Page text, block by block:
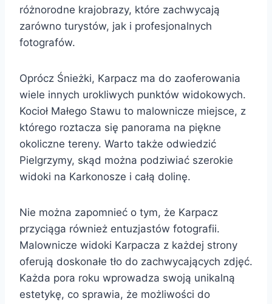
różnorodne krajobrazy, które zachwycają
zarówno turystów, jak i profesjonalnych
fotografów.
Oprócz Śnieżki, Karpacz ma do zaoferowania
wiele innych urokliwych punktów widokowych.
Kocioł Małego Stawu to malownicze miejsce, z
którego roztacza się panorama na piękne
okoliczne tereny. Warto także odwiedzić
Pielgrzymy, skąd można podziwiać szerokie
widoki na Karkonosze i całą dolinę.
Nie można zapomnieć o tym, że Karpacz
przyciąga również entuzjastów fotografii.
Malownicze widoki Karpacza z każdej strony
oferują doskonałe tło do zachwycających zdjęć.
Każda pora roku wprowadza swoją unikalną
estetykę, co sprawia, że możliwości do